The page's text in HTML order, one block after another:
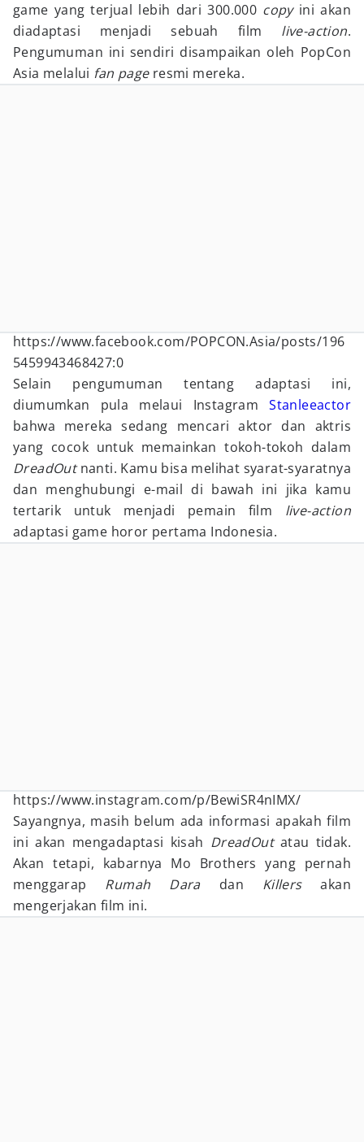
game yang terjual lebih dari 300.000 copy ini akan
diadaptasi menjadi sebuah film live-action.
Pengumuman ini sendiri disampaikan oleh PopCon
Asia melalui fan page resmi mereka.
https://www.facebook.com/POPCON.Asia/posts/196
5459943468427:0
Selain pengumuman tentang adaptasi ini,
diumumkan pula melaui InstagramStanleeactor
bahwa mereka sedang mencari aktor dan aktris
yang cocok untuk memainkan tokoh-tokoh dalam
DreadOutnanti. Kamu bisa melihat syarat-syaratnya
dan menghubungi e-mail di bawah ini jika kamu
tertarik untuk menjadi pemain film live-action
adaptasi game horor pertama Indonesia.
https://www.instagram.com/p/BewiSR4nIMX/
Sayangnya, masih belum ada informasi apakah film
ini akan mengadaptasi kisah DreadOut atau tidak.
Akan tetapi, kabarnya Mo Brothers yang pernah
menggarap Rumah Dara dan Killersakan
mengerjakan film ini.